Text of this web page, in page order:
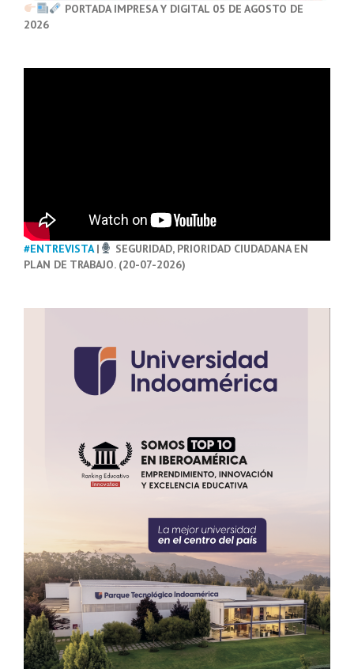
PORTADA IMPRESA Y DIGITAL 05 DE AGOSTO DE
2026
#ENTREVISTA|
SEGURIDAD, PRIORIDAD CIUDADANA EN
PLAN DE TRABAJO. (20-07-2026)